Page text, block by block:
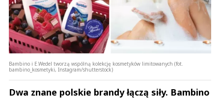
Bambino i E.Wedel tworzą wspólną kolekcję kosmetyków limitowanych (fot.
bambino_kosmetyki, Instagram/shutterstock)
Dwa znane polskie brandy łączą siły. Bambino